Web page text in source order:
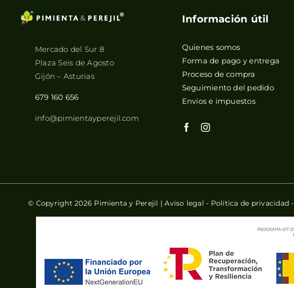
Mercado del Sur 8
Plaza Seis de Agosto
Gijón – Asturias
679 160 656
info@pimientayperejil.com
Información útil
Quienes somos
Forma de pago y entrega
Proceso de compra
Seguimiento del pedido
Envíos e impuestos
© Copyright 2026 Pimienta y Perejil |Aviso legal - Política de privacidad-